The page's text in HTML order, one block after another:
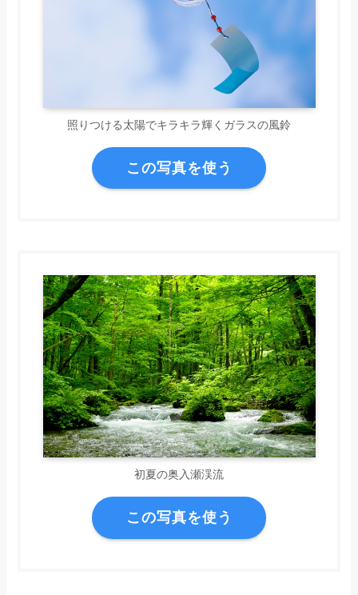
照りつける太陽でキラキラ輝くガラスの風鈴
この写真を使う
初夏の奥入瀬渓流
この写真を使う